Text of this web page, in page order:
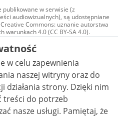
publikowane w serwisie (z
audiowizualnych), są udostępniane
Commons: uznanie autorstwa
warunkach 4.0 (CC BY-SA 4.0).
w tym zdjęcia, materiały
udostępniane na licencji typu
uznanie autorstwa użycie
utworów zależnych 4.0 (CC BY-
nie jest to stwierdzone inaczej.
w celu zapewnienia
naszej witryny oraz do
strony. Dzięki nim
treści do potrzeb
usługi. Pamiętaj, że